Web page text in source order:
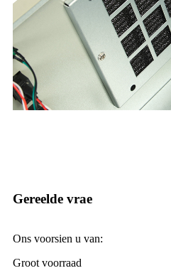
Gereelde vrae
Ons voorsien u van:
Groot voorraad